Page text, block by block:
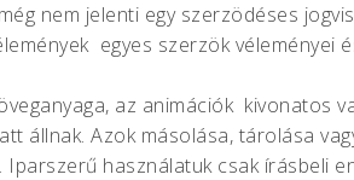
nem jelenti egy szerzödéses
egyes szerzök véleményei
az animációk kivonatos
állnak. Azok másolása, tárolása
használatuk csak írásbeli